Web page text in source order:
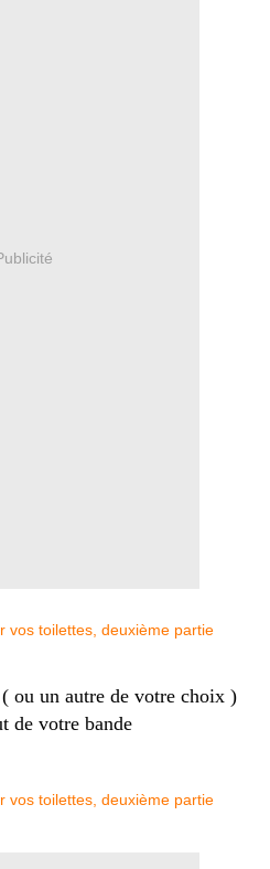
ou un autre de votre choix )
de votre bande